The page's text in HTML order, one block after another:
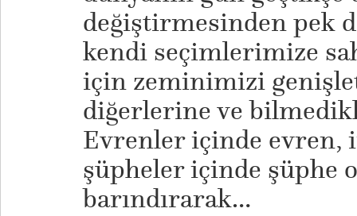
değiştirmesinden pek
kendi seçimlerimize
için zeminimizi
diğerlerine ve
Evrenler içinde evren,
şüpheler içinde şüphe
barındırarak…